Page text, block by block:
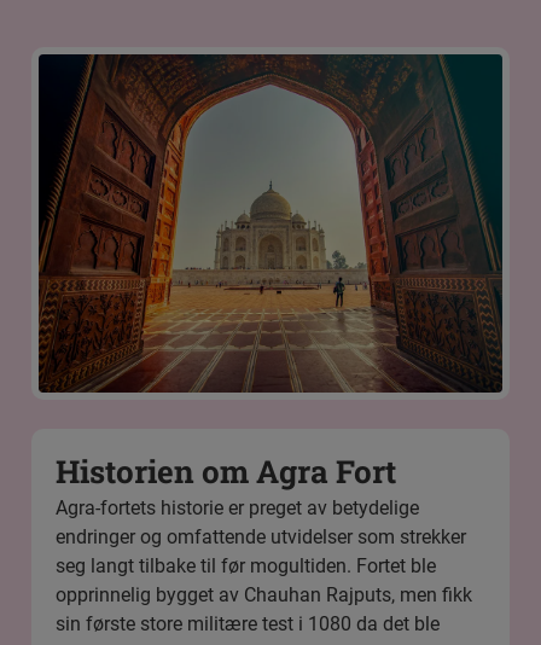
Historien om Agra Fort
Agra-fortets historie er preget av betydelige
endringer og omfattende utvidelser som strekker
seg langt tilbake til før mogultiden. Fortet ble
opprinnelig bygget av Chauhan Rajputs, men fikk
sin første store militære test i 1080 da det ble